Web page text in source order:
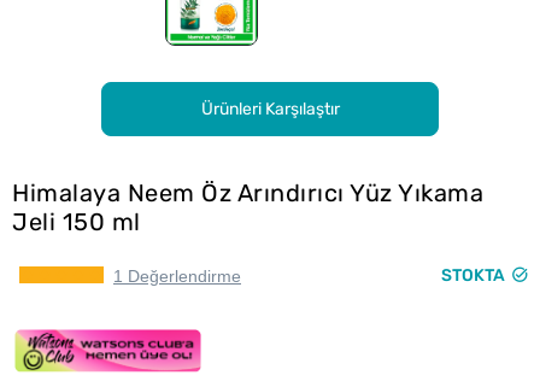
Ürünleri Karşılaştır
Himalaya Neem Öz Arındırıcı Yüz Yıkama
Jeli 150 ml
1 Değerlendirme STOKTA